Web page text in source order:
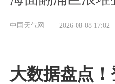
中国天气网 2026-08-08 17:02
大数据盘点